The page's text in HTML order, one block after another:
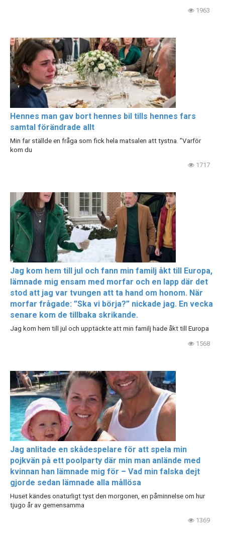
1963
Hennes man gav bort hennes bil tills hennes fars
samtal förändrade allt
Min far ställde en fråga som fick hela matsalen att tystna. ”Varför
kom du
1717
Jag kom hem till jul och fann min familj åkt till Europa,
lämnade mig ensam med morfar och en lapp där det
stod att jag var tvungen att ta hand om honom. När
morfar frågade: ”Ska vi börja?” nickade jag. En vecka
senare kom de tillbaka skrikande.
Jag kom hem till jul och upptäckte att min familj hade åkt till Europa
1568
Jag anlitade en skådespelare för att spela min
pojkvän på ett poolparty där min man anlände med
kvinnan han lämnade mig för – Vad min falska dejt
gjorde sedan lämnade alla mållösa
Huset kändes onaturligt tyst den morgonen, en påminnelse om hur
tjugo år av gemensamma
1369